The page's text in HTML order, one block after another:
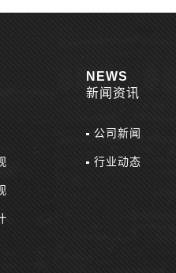
NEWS
新闻资讯
公司新闻
行业动态